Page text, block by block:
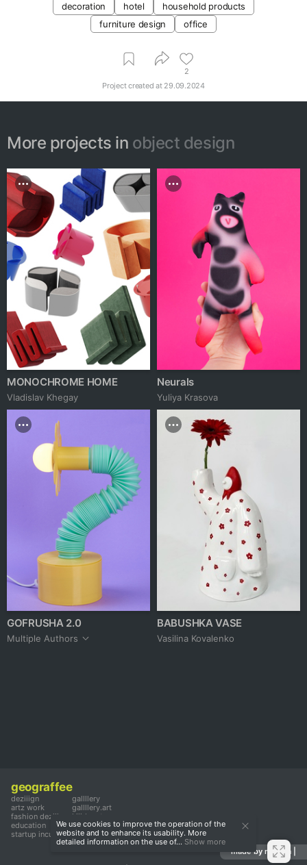
decoration
hotel
household products
furniture design
office
2
Project created at 29.09.2024
More projects in object design
MONOCHROME HOME
Vladislav Khegay
Neurals
Yuliya Krasova
GOFRUSHA 2.0
Multiple Authors
BABUSHKA VASE
Vasilina Kovalenko
geograffee
deziiign
artz work
fashion deziiign
education
startup incubator
gallllery
gallllery.art
kiiids.art
made by mediiia |
We use cookies to improve the operation of the
website and to enhance its usability. More
detailed information on the use of... Show more